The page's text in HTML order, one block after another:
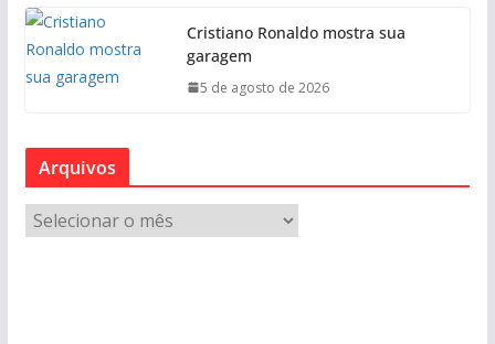
Cristiano Ronaldo mostra sua
garagem
5 de agosto de 2026
Arquivos
r